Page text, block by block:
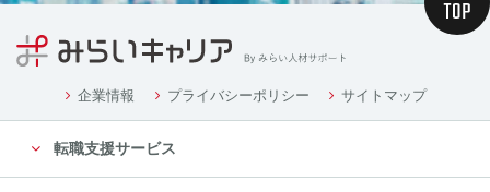
企業情報 プライバシーポリシー サイトマップ
転職支援サービス